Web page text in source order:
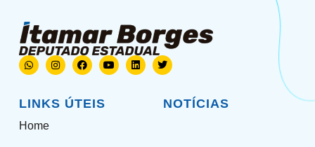
LINKS ÚTEIS
Home
NOTÍCIAS